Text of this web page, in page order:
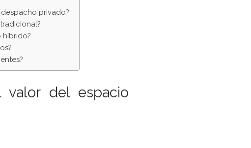
privado?
híbrido?
valor del espacio